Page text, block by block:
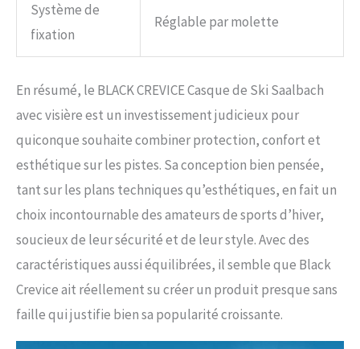
Système de
fixation
Réglable par molette
En résumé, le BLACK CREVICE Casque de Ski Saalbach
avec visière est un investissement judicieux pour
quiconque souhaite combiner protection, confort et
esthétique sur les pistes. Sa conception bien pensée,
tant sur les plans techniques qu’esthétiques, en fait un
choix incontournable des amateurs de sports d’hiver,
soucieux de leur sécurité et de leur style. Avec des
caractéristiques aussi équilibrées, il semble que Black
Crevice ait réellement su créer un produit presque sans
faille qui justifie bien sa popularité croissante.